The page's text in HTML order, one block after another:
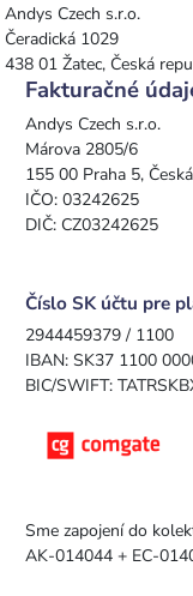
Andys Czech s.r.o.
Čeradická 1029
438 01 Žatec, Česká
Fakturačné
Andys Czech s.r.o.
Márova 2805/6
155 00 Praha 5,
IČO: 03242625
DIČ: CZ03242625
Číslo SK účtu pre
2944459379 / 1100
IBAN: SK37 1100
BIC/SWIFT:
Sme zapojení do
AK-014044 + EC-